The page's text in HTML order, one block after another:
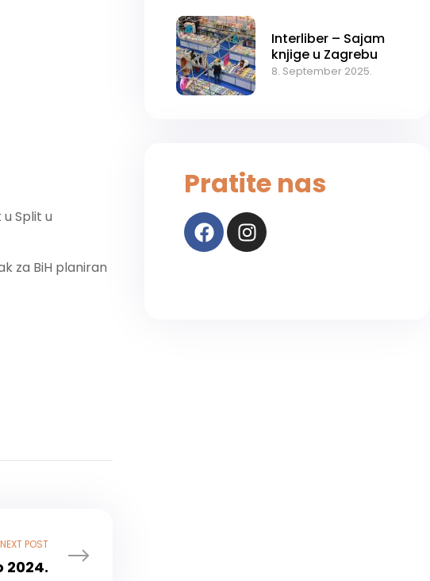
Split u
za BiH planiran
NEXT POST
2024.
Interliber – Sajam
knjige u Zagrebu
8. September 2025.
Pratite nas